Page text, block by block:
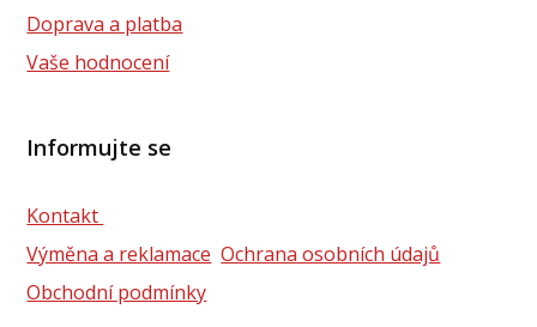
Doprava a platba
Vaše hodnocení
Informujte se
Kontakt
Výměna a reklamace Ochrana osobních údajů
Obchodní podmínky